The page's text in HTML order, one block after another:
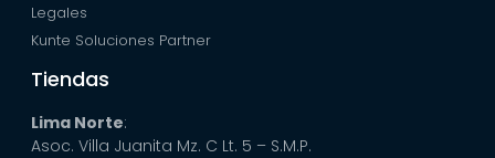
Legales
Kunte Soluciones Partner
Tiendas
Lima Norte:
Asoc. Villa Juanita Mz. C Lt. 5 – S.M.P.